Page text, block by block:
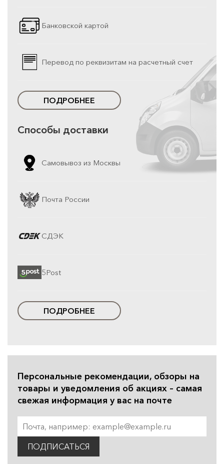
Банковской картой
Перевод по реквизитам на расчетный счет
ПОДРОБНЕЕ
Способы доставки
Самовывоз из Москвы
Почта России
СДЭК
5Post
ПОДРОБНЕЕ
Персональные рекомендации, обзоры на
товары и уведомления об акциях – самая
свежая информация у вас на почте
ПОДПИСАТЬСЯ